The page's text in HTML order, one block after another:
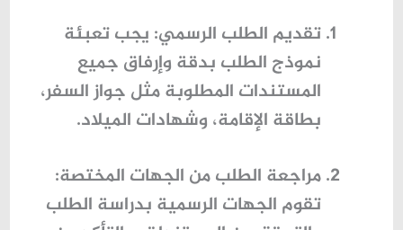
تقديم الطلب الرسمي: يجب تعبئة
نموذج الطلب بدقة وإرفاق جميع
المستندات المطلوبة مثل جواز السفر،
بطاقة الإقامة، وشهادات الميلاد.
مراجعة الطلب من الجهات المختصة:
تقوم الجهات الرسمية بدراسة الطلب